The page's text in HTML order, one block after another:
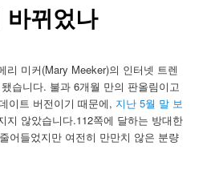
뀌었나
리 미커(Mary Meeker)의 인터넷 트렌
습니다. 불과 6개월 만의 판올림이고
이트 버전이기 때문에, 지난 5월 말 보
지 않았습니다.112쪽에 달하는 방대한
어들었지만 여전히 만만치 않은 분량